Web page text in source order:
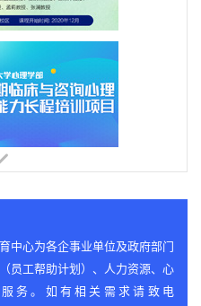
中心为各企事业单位及政府部门
员工帮助计划）、人力资源、心
务。如有相关需求请致电